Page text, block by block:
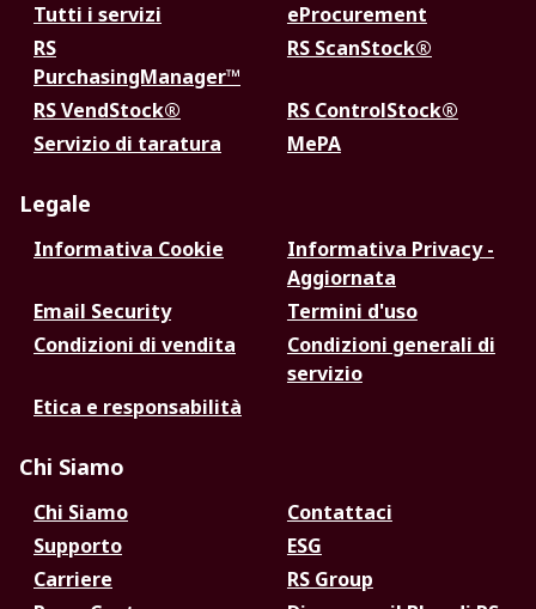
Tutti i servizi
eProcurement
RS
PurchasingManager™
RS ScanStock®
RS VendStock®
RS ControlStock®
Servizio di taratura
MePA
Legale
Informativa Cookie
Informativa Privacy -
Aggiornata
Email Security
Termini d'uso
Condizioni di vendita
Condizioni generali di
servizio
Etica e responsabilità
Chi Siamo
Chi Siamo
Contattaci
Supporto
ESG
Carriere
RS Group